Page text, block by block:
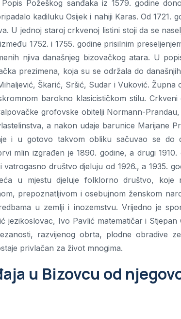
Požeškog sanđaka iz 1579. godine
kadiluku Osijek i nahiji Karas. Od 1721.
U jednoj staroj crkvenoj listini stoji da se
1752. i 1755. godine prisilnim
njiva današnjeg bizovačkog atara. U
prezimena, koja su se održala do
Škarić, Sršić, Sudar i Vuković. Župna
barokno klasicističkom stilu. Crkveni
grofovske obitelji Normann-
a nakon udaje barunice Marijane
i u gotovo takvom obliku sačuvao se do
mlin izgrađen je 1890. godine, a drugi 1910.
društvo djeluju od 1926., a 1935.
u mjestu djeluje folklorno društvo, koje
prepoznatljivom i osebujnom ženskom
u zemlji i inozemstvu. Vrijedno je
Ivo Pavlić matematičar i Stjepan
razvijenog obrta, plodne obradive
privlačan za život mnogima.
u Bizovcu od